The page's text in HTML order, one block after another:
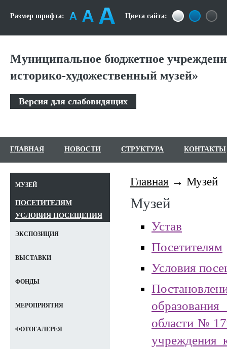
Размер шрифта: Цвета сайта:
Муниципальное бюджетное
историко-художественный музей»
Версия для слабовидящих
ГЛАВНАЯ НОВОСТИ СТРУКТУРА КОНТАКТЫ
Главная Музей
Музей
Устав
Посетителям
Условия
учреждения
МУЗЕЙ
ПОСЕТИТЕЛЯМ
УСЛОВИЯ ПОСЕЩЕНИЯ
ЭКСПОЗИЦИЯ
ВЫСТАВКИ
ФОНДЫ
МЕРОПРИЯТИЯ
ФОТОГАЛЕРЕЯ